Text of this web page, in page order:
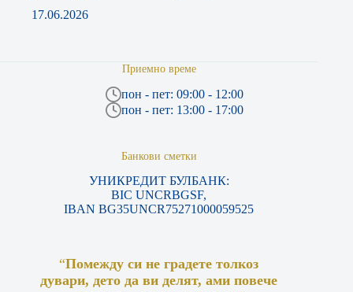
17.06.2026
Приемно време
пон - пет: 09:00 - 12:00
пон - пет: 13:00 - 17:00
Банкови сметки
УНИКРЕДИТ БУЛБАНК:
BIC UNCRBGSF,
IBAN BG35UNCR75271000059525
“Помежду си не градете толкоз
дувари, дето да ви делят, ами повече